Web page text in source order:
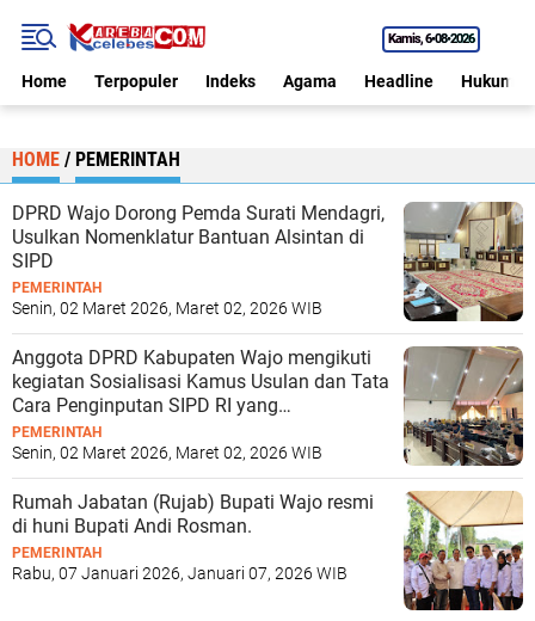
Kamis 6•08•2026
Home Terpopuler Indeks Agama Headline Hukum
HOME / PEMERINTAH
DPRD Wajo Dorong Pemda Surati Mendagri,
Usulkan Nomenklatur Bantuan Alsintan di
SIPD
PEMERINTAH
Senin, 02 Maret 2026, Maret 02, 2026 WIB
Anggota DPRD Kabupaten Wajo mengikuti
kegiatan Sosialisasi Kamus Usulan dan Tata
Cara Penginputan SIPD RI yang
dilaksanakan oleh Badan Perencanaan
Pembangunan, Riset dan Inovasi Daerah
(Bapperida) Kabupaten Wajo,
PEMERINTAH
Senin, 02 Maret 2026, Maret 02, 2026 WIB
Rumah Jabatan (Rujab) Bupati Wajo resmi
di huni Bupati Andi Rosman.
PEMERINTAH
Rabu, 07 Januari 2026, Januari 07, 2026 WIB